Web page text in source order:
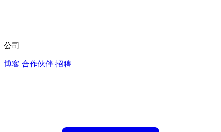
公司
博客 合作伙伴 招聘